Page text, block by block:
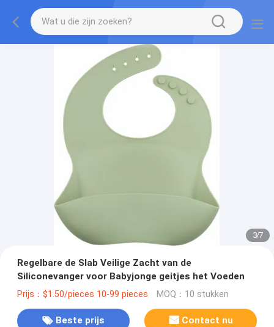
3/7
Regelbare de Slab Veilige Zacht van de
Siliconevanger voor Babyjonge geitjes het Voeden
Prijs：$1.50/pieces 10-99 pieces MOQ：10 stukken
Beste prijs Contact nu